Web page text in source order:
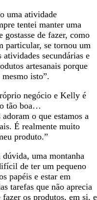
uma atividade
tentei manter uma
gostasse de fazer, como
particular, se tornou um
secundárias e
artesanais porque
isto”.
negócio e Kelly é
tão boa…
o que estamos a
É realmente muito
produto.”
uma montanha
de ter um pequeno
papéis e estar em
tarefas que não aprecia
os produtos, em si, e